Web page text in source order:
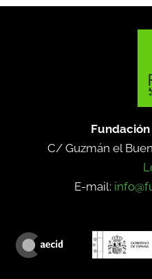
C/ Guzmán el
E-mail: